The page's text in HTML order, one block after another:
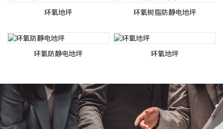
环氧地坪 环氧树脂防静电地坪
环氧防静电地坪 环氧地坪